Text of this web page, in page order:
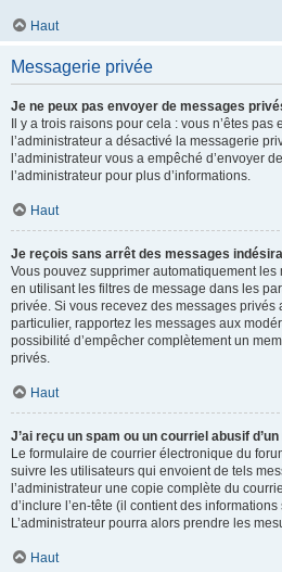
Haut
Messagerie privée
Je ne peux pas envoyer de messages
Il y a trois raisons pour cela : vous n’êtes pas
l’administrateur a désactivé la messagerie
l’administrateur vous a empêché d’envoyer
l’administrateur pour plus d’informations.
Haut
Je reçois sans arrêt des messages
Vous pouvez supprimer automatiquement les
en utilisant les filtres de message dans les
privée. Si vous recevez des messages privés
particulier, rapportez les messages aux
possibilité d’empêcher complètement un
privés.
Haut
J’ai reçu un spam ou un courriel abusif
Le formulaire de courrier électronique du
suivre les utilisateurs qui envoient de tels
l’administrateur une copie complète du
d’inclure l’en-tête (il contient des
L’administrateur pourra alors prendre les
Haut